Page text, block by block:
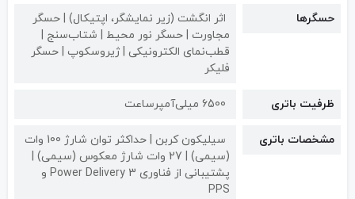
حسگرها
اثر انگشت (زیر نمایشگر، اپتیکال) | حسگر
مجاورت | حسگر نور محیط | شتاب‌سنج |
قطب‌نمای الکترونیکی | ژیروسکوپ | حسگر
فلیکر
ظرفیت باتری 6500 میلی‌آمپرساعت
مشخصات باتری
سیلیکون کربن | حداکثر توان شارژ 100 وات
(سیمی) | 27 وات شارژ معکوس (سیمی) |
پشتیبانی از فناوری Power Delivery 3 و
PPS